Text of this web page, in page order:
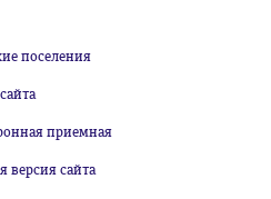
поселения
приемная
версия сайта